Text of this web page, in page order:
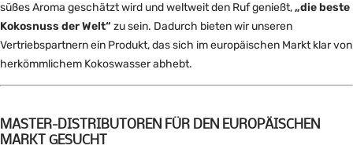
süßes Aroma geschätzt wird und weltweit den Ruf genießt,„die beste
Kokosnuss der Welt“ zu sein. Dadurch bieten wir unseren
Vertriebspartnern ein Produkt, das sich im europäischen Markt klar von
herkömmlichem Kokoswasser abhebt.
MASTER-DISTRIBUTOREN FÜR DEN EUROPÄISCHEN
MARKT GESUCHT